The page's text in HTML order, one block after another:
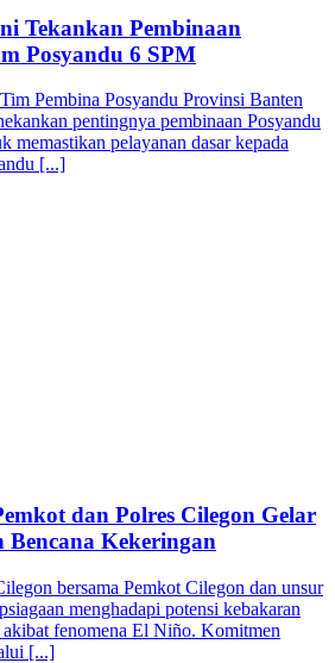
Tekankan Pembinaan
Posyandu 6 SPM
Pembina Posyandu Provinsi Banten
pentingnya pembinaan Posyandu
memastikan pelayanan dasar kepada
[...]
dan Polres Cilegon Gelar
Bencana Kekeringan
bersama Pemkot Cilegon dan unsur
menghadapi potensi kebakaran
akibat fenomena El Niño. Komitmen
[...]